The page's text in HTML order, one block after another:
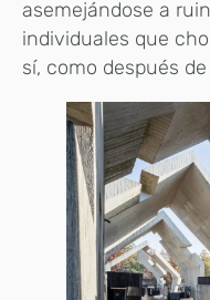
asemejándose a
individuales que
sí, como después